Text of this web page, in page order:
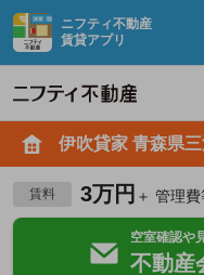
ニフティ不動産
賃貸アプリ
伊吹貸家 青森県
賃料 3万円 ＋ 管理
空室確認や
不動産